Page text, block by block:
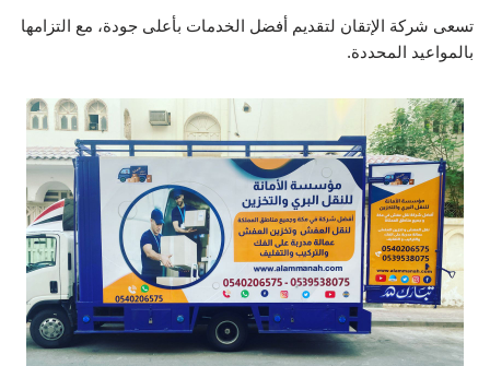
تسعى شركة الإتقان لتقديم أفضل الخدمات بأعلى جودة، مع التزامها
بالمواعيد المحددة.